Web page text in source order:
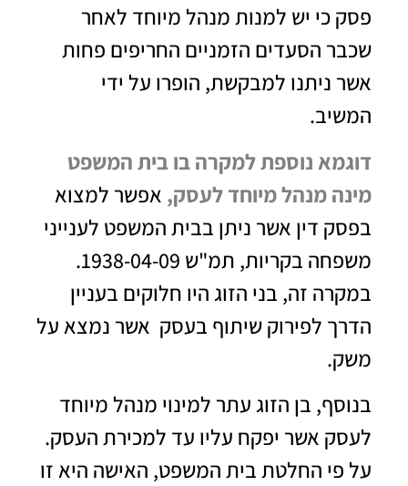
פסק כי יש למנות מנהל מיוחד לאחר
שכבר הסעדים הזמניים החריפים פחות
אשר ניתנו למבקשת, הופרו על ידי
המשיב.
דוגמא נוספת למקרה בו בית המשפט
מינה מנהל מיוחד לעסק, אפשר למצוא
בפסק דין אשר ניתן בבית המשפט לענייני
משפחה בקריות, תמ"ש 1938-04-09.
במקרה זה, בני הזוג היו חלוקים בעניין
הדרך לפירוק שיתוף בעסק אשר נמצא על
משק.
בנוסף, בן הזוג עתר למינוי מנהל מיוחד
לעסק אשר יפקח עליו עד למכירת העסק.
על פי החלטת בית המשפט, האישה היא זו